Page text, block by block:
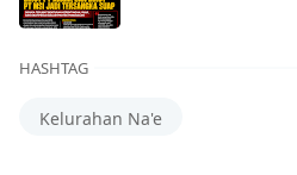
HASHTAG
Kelurahan Na'e